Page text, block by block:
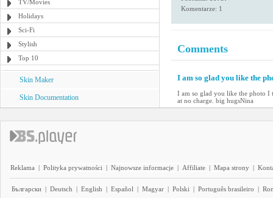
TV/Movies
Holidays
Sci-Fi
Stylish
Top 10
Skin Maker
Skin Documentation
Komentarze: 1
Comments
I am so glad you like the
I am so glad you like the photo I
at no charge. big hugsNina
Reklama | Polityka prywatności | Najnowsze informacje | Affiliate | Mapa strony |
Български | Deutsch | English | Español | Magyar | Polski | Português brasileiro |